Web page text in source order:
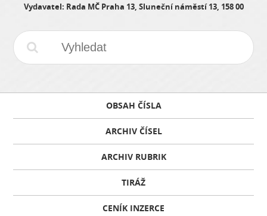
Vydavatel: Rada MČ Praha 13, Sluneční náměstí 13, 158 00
OBSAH ČÍSLA
ARCHIV ČÍSEL
ARCHIV RUBRIK
TIRÁŽ
CENÍK INZERCE